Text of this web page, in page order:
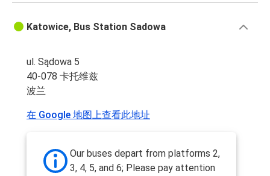
Katowice, Bus Station Sadowa
ul. Sądowa 5
40-078 卡托维兹
波兰
在 Google 地图上查看此地址
Our buses depart from platforms 2,
3, 4, 5, and 6; Please pay attention